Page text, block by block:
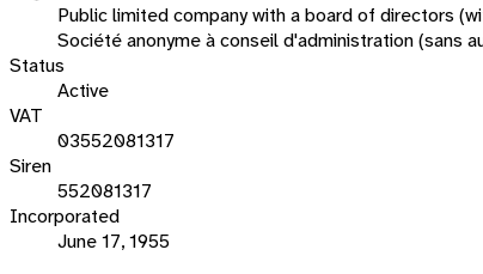
Public limited company with a board of directors
Société anonyme à conseil d'administration (sans
Status
Active
VAT
03552081317
Siren
552081317
Incorporated
June 17, 1955